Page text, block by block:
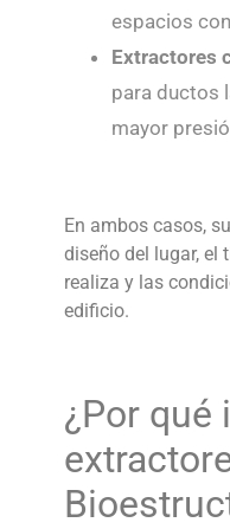
espacios
Extractores
para ductos
mayor
En ambos casos,
diseño del lugar, el
realiza y las
edificio.
¿Por qué